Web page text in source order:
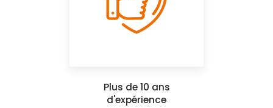
Plus de 10 ans
d'expérience